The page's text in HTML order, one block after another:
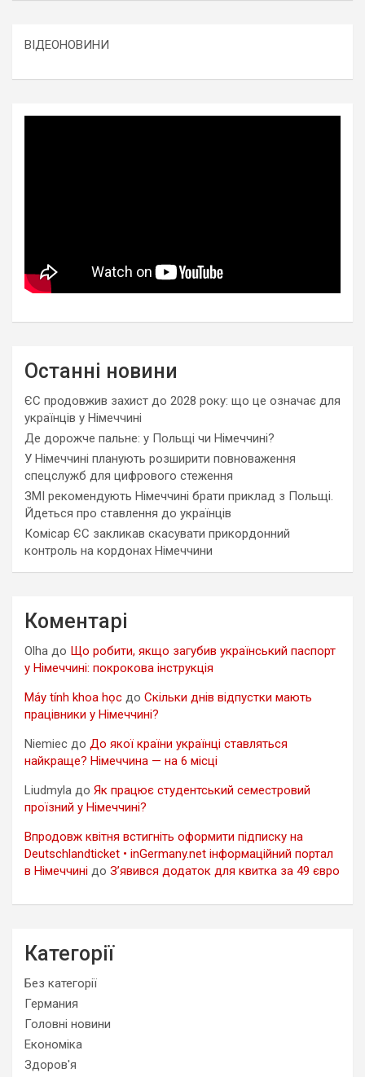
ВІДЕОНОВИНИ
Останні новини
ЄС продовжив захист до 2028 року: що це означає для
українців у Німеччині
Де дорожче пальне: у Польщі чи Німеччині?
У Німеччині планують розширити повноваження
спецслужб для цифрового стеження
ЗМІ рекомендують Німеччині брати приклад з Польщі.
Йдеться про ставлення до українців
Комісар ЄС закликав скасувати прикордонний
контроль на кордонах Німеччини
Коментарі
Olha до Що робити, якщо загубив український паспорт
у Німеччині: покрокова інструкція
Máy tính khoa học до Скільки днів відпустки мають
працівники у Німеччині?
Niemiec до До якої країни українці ставляться
найкраще? Німеччина — на 6 місці
Liudmyla до Як працює студентський семестровий
проїзний у Німеччині?
Впродовж квітня встигніть оформити підписку на
Deutschlandticket • inGermany.net інформаційний портал
в Німеччині до З’явився додаток для квитка за 49 євро
Категорії
Без категорії
Германия
Головні новини
Економіка
Здоров'я